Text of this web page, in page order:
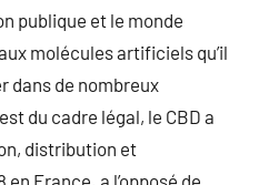
publique et le monde
molécules artificiels qu’il
dans de nombreux
du cadre légal, le CBD a
distribution et
France. a l’opposé de